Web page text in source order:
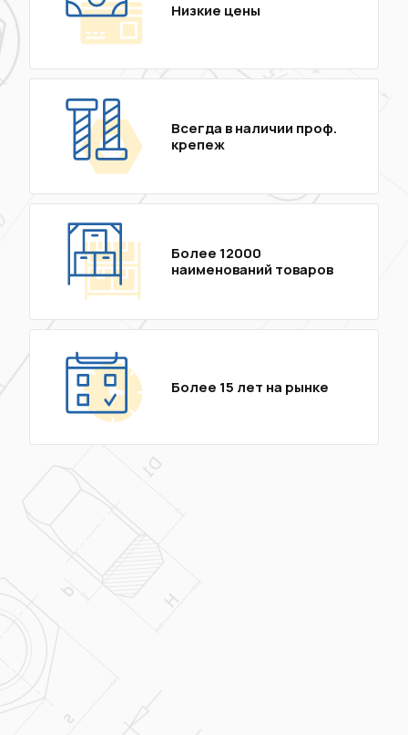
Низкие цены
Всегда в наличии проф.
крепеж
Более 12000
наименований товаров
Более 15 лет на рынке